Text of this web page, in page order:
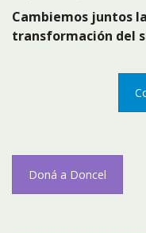
Cambiemos juntos
transformación del
Doná a Doncel